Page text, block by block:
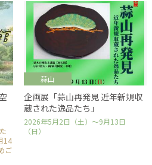
14
ご
蒜山
企画展「蒜山再発見 近年新規収
蔵された逸品たち」
2026年5月2日（土）～9月13日
（日）